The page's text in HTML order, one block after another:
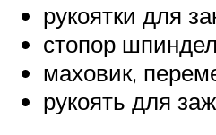
рукоятки для
стопор
маховик,
рукоять для